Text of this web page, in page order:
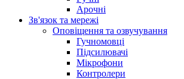
Арочні
Зв'язок та мережі
Оповіщення та озвучування
Гучномовці
Підсилювачі
Мікрофони
Контролери